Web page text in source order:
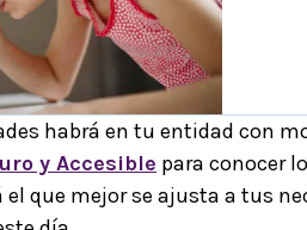
habrá en tu entidad con
y Accesible para conocer
que mejor se ajusta a tus